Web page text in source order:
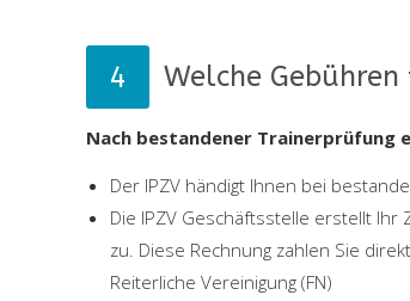
Welche
Nach bestandener Trainerprüfung
Der IPZV händigt Ihnen bei
Die IPZV Geschäftsstelle erstellt
zu. Diese Rechnung zahlen Sie
Reiterliche Vereinigung (FN)